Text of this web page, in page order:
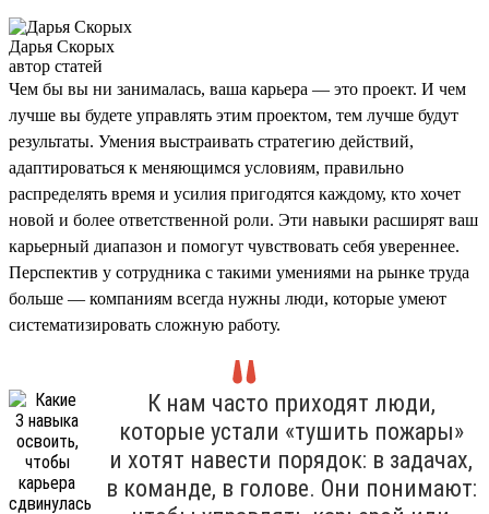
Дарья Скорых
автор статей
Чем бы вы ни занималась, ваша карьера — это проект. И чем
лучше вы будете управлять этим проектом, тем лучше будут
результаты. Умения выстраивать стратегию действий,
адаптироваться к меняющимся условиям, правильно
распределять время и усилия пригодятся каждому, кто хочет
новой и более ответственной роли. Эти навыки расширят ваш
карьерный диапазон и помогут чувствовать себя увереннее.
Перспектив у сотрудника с такими умениями на рынке труда
больше — компаниям всегда нужны люди, которые умеют
систематизировать сложную работу.
К нам часто приходят люди,
которые устали «тушить пожары»
и хотят навести порядок: в задачах,
в команде, в голове. Они понимают: